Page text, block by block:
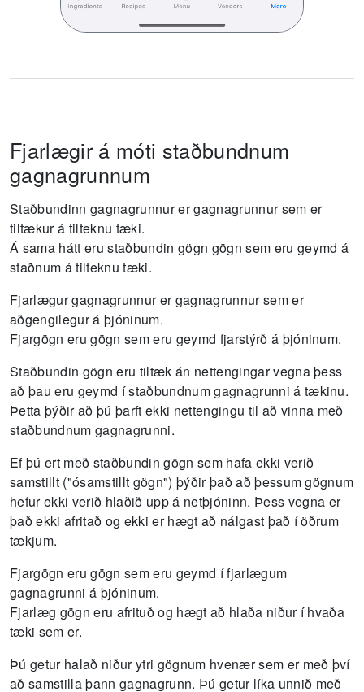
Fjarlægir á móti staðbundnum
gagnagrunnum
Staðbundinn gagnagrunnur er gagnagrunnur sem er
tiltækur á tilteknu tæki.
Á sama hátt eru staðbundin gögn gögn sem eru geymd á
staðnum á tilteknu tæki.
Fjarlægur gagnagrunnur er gagnagrunnur sem er
aðgengilegur á þjóninum.
Fjargögn eru gögn sem eru geymd fjarstýrð á þjóninum.
Staðbundin gögn eru tiltæk án nettengingar vegna þess
að þau eru geymd í staðbundnum gagnagrunni á tækinu.
Þetta þýðir að þú þarft ekki nettengingu til að vinna með
staðbundnum gagnagrunni.
Ef þú ert með staðbundin gögn sem hafa ekki verið
samstillt ("ósamstillt gögn") þýðir það að þessum gögnum
hefur ekki verið hlaðið upp á netþjóninn. Þess vegna er
það ekki afritað og ekki er hægt að nálgast það í öðrum
tækjum.
Fjargögn eru gögn sem eru geymd í fjarlægum
gagnagrunni á þjóninum.
Fjarlæg gögn eru afrituð og hægt að hlaða niður í hvaða
tæki sem er.
Þú getur halað niður ytri gögnum hvenær sem er með því
að samstilla þann gagnagrunn. Þú getur líka unnið með